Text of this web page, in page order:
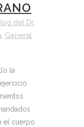
del Dr.
General
la
el cuerpo